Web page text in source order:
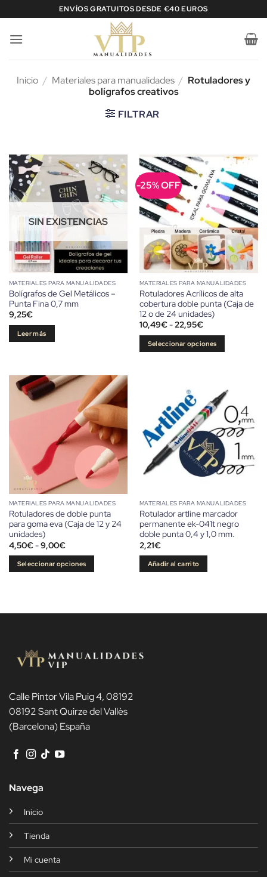
al
contenido
ENVÍOS GRATUITOS DESDE €40 EUROS
Inicio / Materiales para manualidades / Rotuladores y
bolígrafos creativos
FILTRAR
SIN EXISTENCIAS
MATERIALES PARA MANUALIDADES
Bolígrafos de Gel Metálicos –
Punta Fina 0,7 mm
9,25€
Leer más
-25% OFF
MATERIALES PARA MANUALIDADES
Rotuladores Acrílicos de alta
cobertura doble punta (Caja de
12 o de 24 unidades)
10,49€-22,95€Rango
desde
10,49€
Seleccionar opciones
variantes.
opciones
se
pueden
elegir
página
de
producto
MATERIALES PARA MANUALIDADES
Rotuladores de doble punta
para goma eva (Caja de 12 y 24
unidades)
4,50€-9,00€Rango
precios:
desde
4,50€
Seleccionar opciones
múltiples
opciones
elegir
en
la
página
producto
MATERIALES PARA MANUALIDADES
Rotulador artline marcador
permanente ek-041t negro
doble punta 0,4 y 1,0 mm.
2,21€
Añadir al carrito
Calle Pintor Vila Puig 4, 08192
08192 Sant Quirze del Vallès
(Barcelona) España
Navega
Inicio
Tienda
Mi cuenta